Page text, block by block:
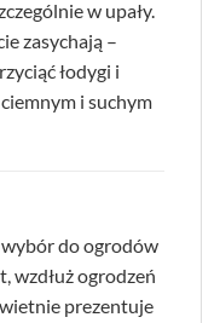
w upały.
zasychają –
łodygi i
i suchym
wybór do ogrodów
wzdłuż ogrodzeń
prezentuje